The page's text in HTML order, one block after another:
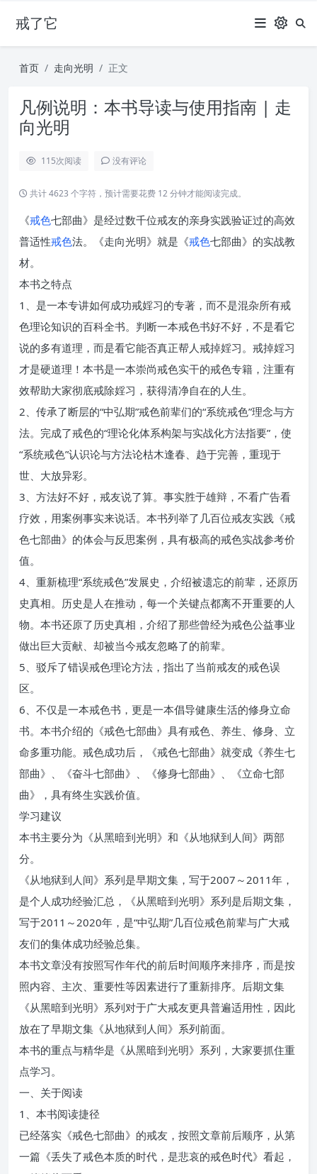
戒了它
首页 走向光明 正文
凡例说明：本书导读与使用指南 | 走
向光明
115次阅读 没有评论
共计 4623 个字符，预计需要花费 12 分钟才能阅读完成。
《戒色七部曲》是经过数千位戒友的亲身实践验证过的高效
普适性戒色法。《走向光明》就是《戒色七部曲》的实战教
材。
本书之特点
1、是一本专讲如何成功戒婬习的专著，而不是混杂所有戒
色理论知识的百科全书。判断一本戒色书好不好，不是看它
说的多有道理，而是看它能否真正帮人戒掉婬习。戒掉婬习
才是硬道理！本书是一本崇尚戒色实干的戒色专籍，注重有
效帮助大家彻底戒除婬习，获得清净自在的人生。
2、传承了断层的“中弘期”戒色前辈们的“系统戒色”理念与方
法。完成了戒色的“理论化体系构架与实战化方法指要”，使
“系统戒色”认识论与方法论枯木逢春、趋于完善，重现于
世、大放异彩。
3、方法好不好，戒友说了算。事实胜于雄辩，不看广告看
疗效，用案例事实来说话。本书列举了几百位戒友实践《戒
色七部曲》的体会与反思案例，具有极高的戒色实战参考价
值。
4、重新梳理“系统戒色”发展史，介绍被遗忘的前辈，还原历
史真相。历史是人在推动，每一个关键点都离不开重要的人
物。本书还原了历史真相，介绍了那些曾经为戒色公益事业
做出巨大贡献、却被当今戒友忽略了的前辈。
5、驳斥了错误戒色理论方法，指出了当前戒友的戒色误
区。
6、不仅是一本戒色书，更是一本倡导健康生活的修身立命
书。本书介绍的《戒色七部曲》具有戒色、养生、修身、立
命多重功能。戒色成功后，《戒色七部曲》就变成《养生七
部曲》、《奋斗七部曲》、《修身七部曲》、《立命七部
曲》，具有终生实践价值。
学习建议
本书主要分为《从黑暗到光明》和《从地狱到人间》两部
分。
《从地狱到人间》系列是早期文集，写于2007～2011年，
是个人成功经验汇总，《从黑暗到光明》系列是后期文集，
写于2011～2020年，是“中弘期”几百位戒色前辈与广大戒
友们的集体成功经验总集。
本书文章没有按照写作年代的前后时间顺序来排序，而是按
照内容、主次、重要性等因素进行了重新排序。后期文集
《从黑暗到光明》系列对于广大戒友更具普遍适用性，因此
放在了早期文集《从地狱到人间》系列前面。
本书的重点与精华是《从黑暗到光明》系列，大家要抓住重
点学习。
一、关于阅读
1、本书阅读捷径
已经落实《戒色七部曲》的戒友，按照文章前后顺序，从第
一篇《丢失了戒色本质的时代，是悲哀的戒色时代》看起，